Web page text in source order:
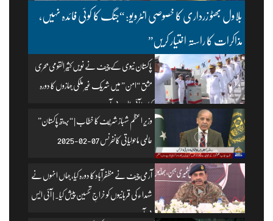
بلاول بھٹو زرداری کا خصوصی انٹرویو: “جنگ کا کوئی فائدہ نہیں،
مذاکرات کا راستہ اختیار کریں”
پاکستان نیوی کے چیف نے نویں کثیر القومی بحری
مشق “امن” میں شریک غیر ملکی جہازوں کا دورہ
کیا۔ | آئی ایس پی آر
وزیرِ اعظم شہباز شریف کا خطاب | “بریتھ پاکستان”
عالمی ماحولیاتی کانفرنس 07-02-2025
آرمی چیف نے مظفرآباد کا دورہ کیا، جہاں انہوں نے
شہداء کی قربانیوں کو خراجِ تحسین پیش کیا۔ | آئی ایس
پی آر